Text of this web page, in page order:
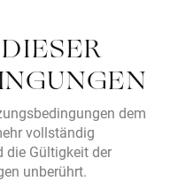
dem
vollständig
die Gültigkeit der
unberührt.